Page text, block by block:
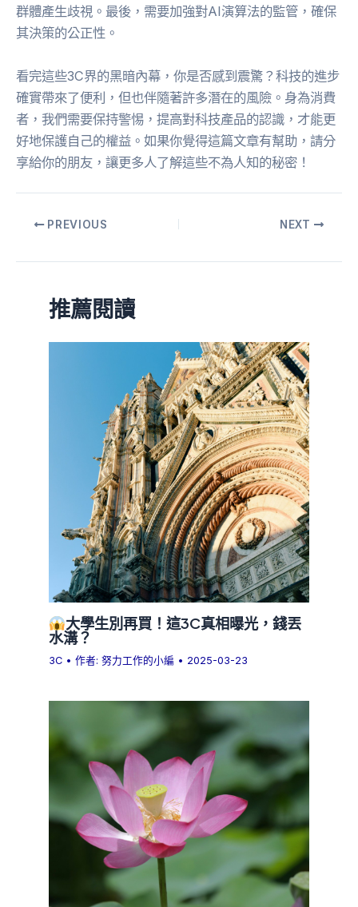
群體產生歧視。最後，需要加強對AI演算法的監管，確保
其決策的公正性。
看完這些3C界的黑暗內幕，你是否感到震驚？科技的進步
確實帶來了便利，但也伴隨著許多潛在的風險。身為消費
者，我們需要保持警惕，提高對科技產品的認識，才能更
好地保護自己的權益。如果你覺得這篇文章有幫助，請分
享給你的朋友，讓更多人了解這些不為人知的秘密！
PREVIOUS NEXT
推薦閱讀
大學生別再買！這3C真相曝光，錢丟
水溝？
3C • 作者:努力工作的小編 • 2025-03-23